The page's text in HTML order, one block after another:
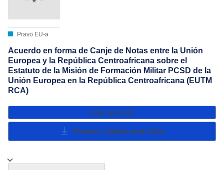
Pravo EU-a
Acuerdo en forma de Canje de Notas entre la Unión
Europea y la República Centroafricana sobre el
Estatuto de la Misión de Formación Militar PCSD de la
Unión Europea en la República Centroafricana (EUTM
RCA)
Kako upućivati
Preuzmi i odaberi jezik Close